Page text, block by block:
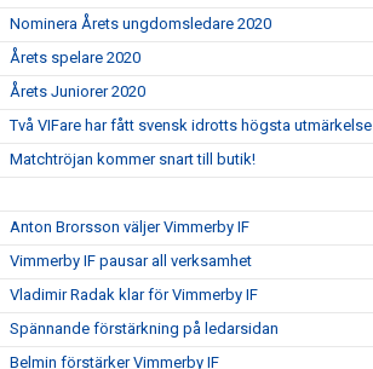
Nominera Årets ungdomsledare 2020
Årets spelare 2020
Årets Juniorer 2020
Två VIFare har fått svensk idrotts högsta utmärkelse
Matchtröjan kommer snart till butik!
Anton Brorsson väljer Vimmerby IF
Vimmerby IF pausar all verksamhet
Vladimir Radak klar för Vimmerby IF
Spännande förstärkning på ledarsidan
Belmin förstärker Vimmerby IF